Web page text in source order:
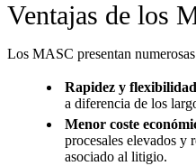
Ventajas de los
Los MASC presentan
Rapidez y
a diferencia de los
Menor coste
procesales elevados y
asociado al litigio.